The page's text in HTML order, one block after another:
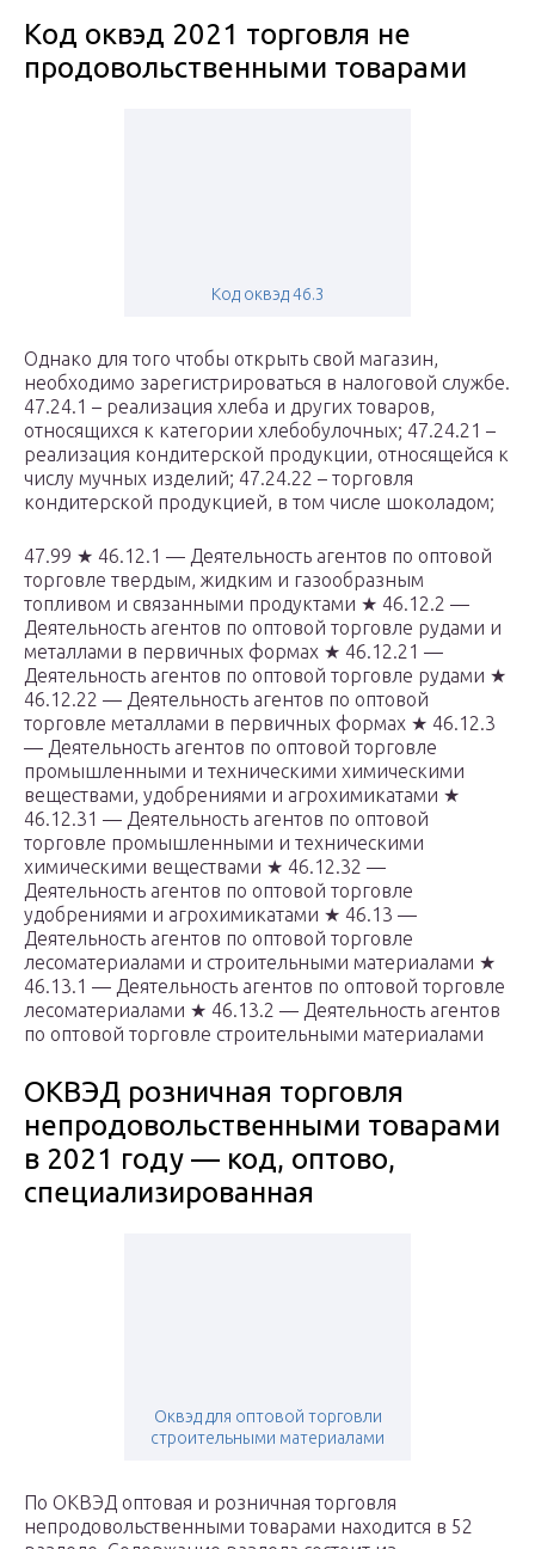
Код оквэд 2021 торговля не
продовольственными товарами
Код оквэд 46.3
Однако для того чтобы открыть свой магазин,
необходимо зарегистрироваться в налоговой службе.
47.24.1 – реализация хлеба и других товаров,
относящихся к категории хлебобулочных; 47.24.21 –
реализация кондитерской продукции, относящейся к
числу мучных изделий; 47.24.22 – торговля
кондитерской продукцией, в том числе шоколадом;
47.99 ★ 46.12.1 — Деятельность агентов по оптовой
торговле твердым, жидким и газообразным
топливом и связанными продуктами ★ 46.12.2 —
Деятельность агентов по оптовой торговле рудами и
металлами в первичных формах ★ 46.12.21 —
Деятельность агентов по оптовой торговле рудами ★
46.12.22 — Деятельность агентов по оптовой
торговле металлами в первичных формах ★ 46.12.3
— Деятельность агентов по оптовой торговле
промышленными и техническими химическими
веществами, удобрениями и агрохимикатами ★
46.12.31 — Деятельность агентов по оптовой
торговле промышленными и техническими
химическими веществами ★ 46.12.32 —
Деятельность агентов по оптовой торговле
удобрениями и агрохимикатами ★ 46.13 —
Деятельность агентов по оптовой торговле
лесоматериалами и строительными материалами ★
46.13.1 — Деятельность агентов по оптовой торговле
лесоматериалами ★ 46.13.2 — Деятельность агентов
по оптовой торговле строительными материалами
ОКВЭД розничная торговля
непродовольственными товарами
в 2021 году — код, оптово,
специализированная
Оквэд для оптовой торговли
строительными материалами
По ОКВЭД оптовая и розничная торговля
непродовольственными товарами находится в 52